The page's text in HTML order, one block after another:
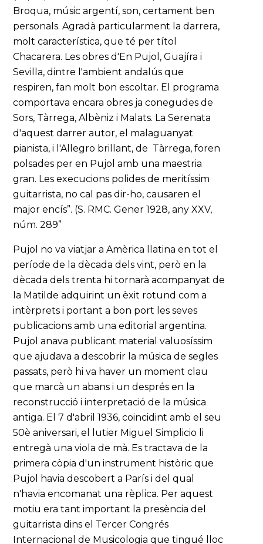
Broqua, músic argentí, son, certament ben
personals. Agradà particularment la darrera,
molt característica, que té per títol
Chacarera. Les obres d'En Pujol, Guajíra i
Sevilla, dintre l'ambient andalús que
respiren, fan molt bon escoltar. El programa
comportava encara obres ja conegudes de
Sors, Tàrrega, Albèniz i Malats. La Serenata
d'aquest darrer autor, el malaguanyat
pianista, i l'Allegro brillant, de Tàrrega, foren
polsades per en Pujol amb una maestria
gran. Les execucions polides de meritíssim
guitarrista, no cal pas dir-ho, causaren el
major encís”. (S. RMC. Gener 1928, any XXV,
núm. 289”
Pujol no va viatjar a Amèrica llatina en tot el
període de la dècada dels vint, però en la
dècada dels trenta hi tornarà acompanyat de
la Matilde adquirint un èxit rotund com a
intèrprets i portant a bon port les seves
publicacions amb una editorial argentina.
Pujol anava publicant material valuosíssim
que ajudava a descobrir la música de segles
passats, però hi va haver un moment clau
que marcà un abans i un després en la
reconstrucció i interpretació de la música
antiga. El 7 d'abril 1936, coincidint amb el seu
50è aniversari, el lutier Miguel Simplicio li
entregà una viola de mà. Es tractava de la
primera còpia d'un instrument històric que
Pujol havia descobert a París i del qual
n'havia encomanat una rèplica. Per aquest
motiu era tant important la presència del
guitarrista dins el Tercer Congrés
Internacional de Musicologia que tingué lloc